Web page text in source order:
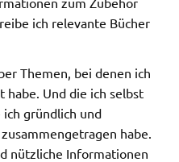
ich relevante Bücher
Themen, bei denen ich
habe. Und die ich selbst
gründlich und
habe.
nützliche Informationen